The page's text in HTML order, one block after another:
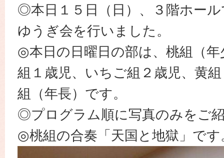
◎本日１５日（日）、３階ホー
ゆうぎ会を行いました。
◎本日の日曜日の部は、桃組（
組１歳児、いちご組２歳児、黄
組（年長）です。
◎プログラム順に写真のみをご
◎桃組の合奏「天国と地獄」です